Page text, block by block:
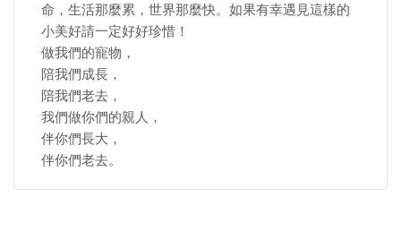
命，生活那麼累，世界那麼快。如果有幸遇見這樣的
小美好請一定好好珍惜！
做我們的寵物，
陪我們成長，
陪我們老去，
我們做你們的親人，
伴你們長大，
伴你們老去。